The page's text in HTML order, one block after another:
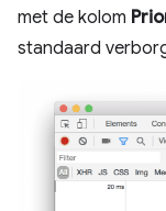
met de kolom
standaard